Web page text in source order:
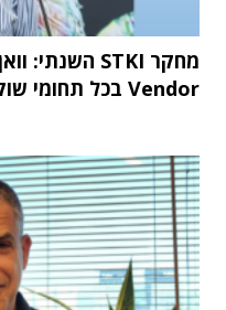
Vendor בכל תחומי שוק ה-IT